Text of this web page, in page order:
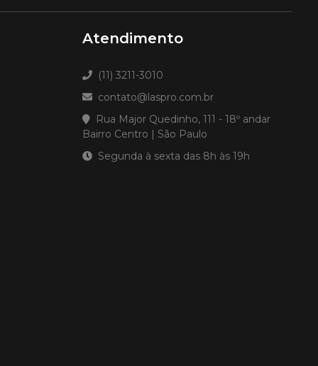
Atendimento
(11) 3211-3010
contato@laspro.com.br
Rua Major Quedinho, 111 - 18º andar
Bairro Centro | São Paulo
Segunda à sexta das 8h às 19h